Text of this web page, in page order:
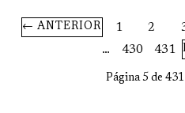
← ANTERIOR 1 2
…
430 431
Página 5 de 431